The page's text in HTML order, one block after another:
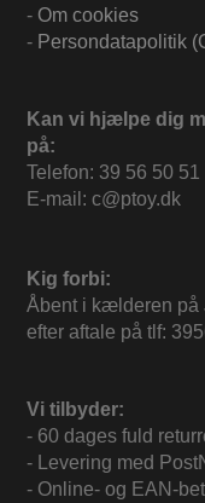
- Om cookies
- Persondatapolitik
Kan vi hjælpe dig
på:
Telefon: 39 56 50 51
E-mail: c@ptoy.dk
Kig forbi:
Åbent i kælderen på
efter aftale på tlf:
Vi tilbyder:
- 60 dages fuld
- Levering med
- Online- og EAN-